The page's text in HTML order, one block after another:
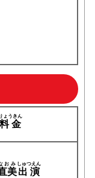
料金
ょうきん
美
おみ
出演
しゅつえん